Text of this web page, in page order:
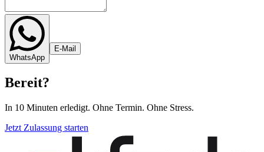
WhatsApp
E-Mail
Bereit?
In 10 Minuten erledigt. Ohne Termin. Ohne Stress.
Jetzt Zulassung starten